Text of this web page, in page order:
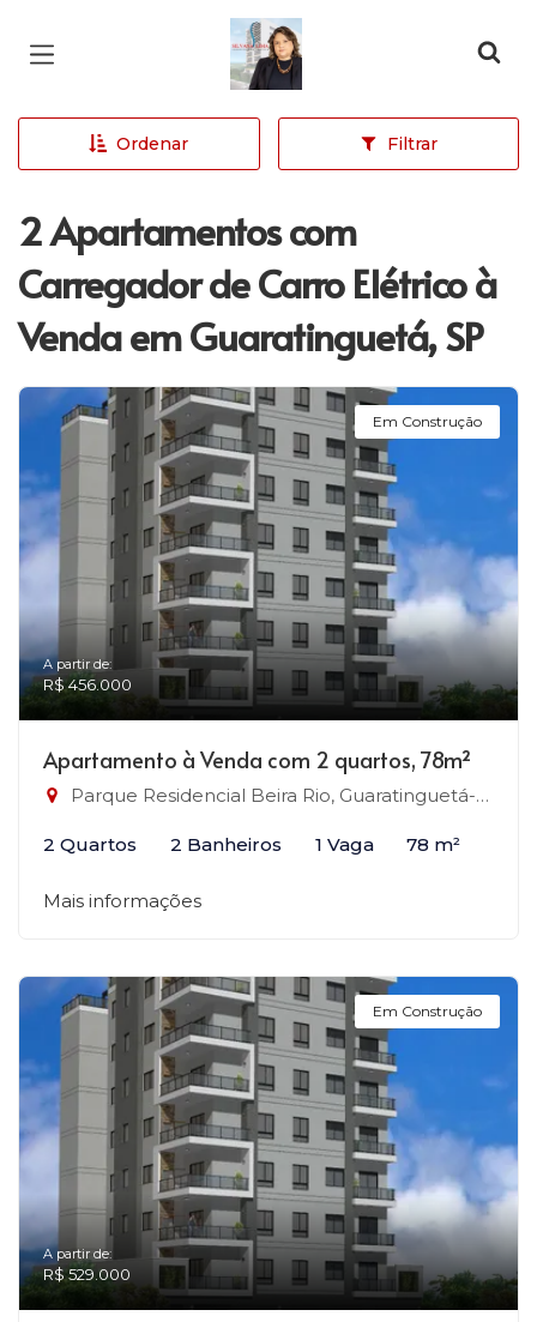
Página inicial
Ordenar Filtrar
2 Apartamentos com
Carregador de Carro Elétrico à
Venda em Guaratinguetá, SP
Em Construção
A partir de:
R$ 456.000
Apartamento à Venda com 2 quartos, 78m²
Parque Residencial Beira Rio, Guaratinguetá-SP
2 Quartos 2 Banheiros 1 Vaga 78 m²
Mais informações
Em Construção
A partir de:
R$ 529.000